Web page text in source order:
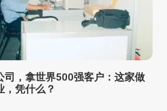
司，拿世界500强客户：这家做
，凭什么？